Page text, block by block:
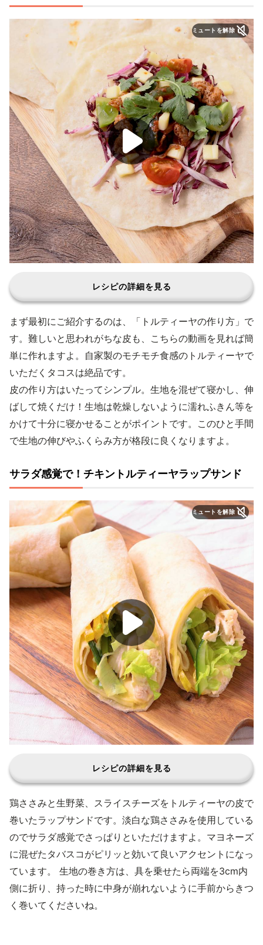
ミュートを解除
レシピの詳細を見る
まず最初にご紹介するのは、「トルティーヤの作り方」で
す。難しいと思われがちな皮も、こちらの動画を見れば簡
単に作れますよ。自家製のモチモチ食感のトルティーヤで
いただくタコスは絶品です。
皮の作り方はいたってシンプル。生地を混ぜて寝かし、伸
ばして焼くだけ！生地は乾燥しないように濡れふきん等を
かけて十分に寝かせることがポイントです。このひと手間
で生地の伸びやふくらみ方が格段に良くなりますよ。
サラダ感覚で！チキントルティーヤラップサンド
ミュートを解除
レシピの詳細を見る
鶏ささみと生野菜、スライスチーズをトルティーヤの皮で
巻いたラップサンドです。淡白な鶏ささみを使用している
のでサラダ感覚でさっぱりといただけますよ。マヨネーズ
に混ぜたタバスコがピリッと効いて良いアクセントになっ
ています。 生地の巻き方は、具を乗せたら両端を3cm内
側に折り、持った時に中身が崩れないように手前からきつ
く巻いてくださいね。